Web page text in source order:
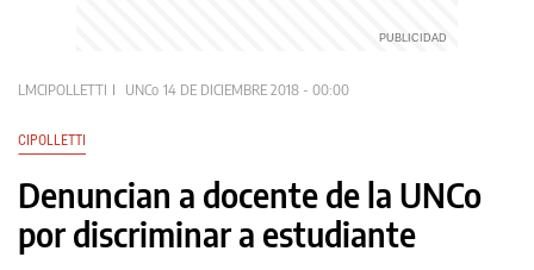
LMCIPOLLETTI UNCo 14 DE DICIEMBRE 2018 - 00:00
CIPOLLETTI
Denuncian a docente de la UNCo
por discriminar a estudiante